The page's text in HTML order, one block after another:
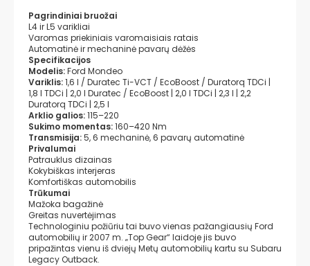
Pagrindiniai bruožai
L4 ir L5 varikliai
Varomas priekiniais varomaisiais ratais
Automatinė ir mechaninė pavarų dėžės
Specifikacijos
Modelis:Ford Mondeo
Variklis:1,6 l / Duratec Ti-VCT / EcoBoost / Duratorq TDCi |
1,8 l TDCi | 2,0 l Duratec / EcoBoost | 2,0 l TDCi | 2,3 l | 2,2
Duratorq TDCi | 2,5 l
Arklio galios:115–220
Sukimo momentas:160–420 Nm
Transmisija:5, 6 mechaninė, 6 pavarų automatinė
Privalumai
Patrauklus dizainas
Kokybiškas interjeras
Komfortiškas automobilis
Trūkumai
Mažoka bagažinė
Greitas nuvertėjimas
Technologiniu požiūriu tai buvo vienas pažangiausių Ford
automobilių ir 2007 m. „Top Gear“ laidoje jis buvo
pripažintas vienu iš dviejų Metų automobilių kartu su Subaru
Legacy Outback.